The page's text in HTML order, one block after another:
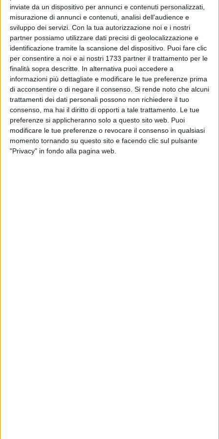
inviate da un dispositivo per annunci e contenuti personalizzati,
misurazione di annunci e contenuti, analisi dell'audience e
sviluppo dei servizi. Con la tua autorizzazione noi e i nostri
partner possiamo utilizzare dati precisi di geolocalizzazione e
identificazione tramite la scansione del dispositivo. Puoi fare clic
per consentire a noi e ai nostri 1733 partner il trattamento per le
finalità sopra descritte. In alternativa puoi accedere a
informazioni più dettagliate e modificare le tue preferenze prima
di acconsentire o di negare il consenso. Si rende noto che alcuni
trattamenti dei dati personali possono non richiedere il tuo
consenso, ma hai il diritto di opporti a tale trattamento. Le tue
preferenze si applicheranno solo a questo sito web. Puoi
modificare le tue preferenze o revocare il consenso in qualsiasi
momento tornando su questo sito e facendo clic sul pulsante
"Privacy" in fondo alla pagina web.
e arruolare le virtù, arrestando così la decadenza morale che
imperversa nel mondo divino.
Ciò che dell'opera mi interessa ripercorrere in questa sede è
la sezione in cui Bruno discute ilrapporto tra laboriosità e
inoperosità, stabilendo quale posto sia loro assegnato
nell'anima, ossia quale ruolo significativo debbano rivestire
per le scelte esistenziali dell'uomo (Giordano Bruno, Spaccio
de la bestia trionfante, III, 1, in idem, Dialoghi filosofici
italiani, Mondadori, 2000, pagine 595-611). La scena
dialogica si apre con l'intervento nell'assemblea olimpica
delle divinità dell'Ozio e del Sonno, le quali, dopo
l'assegnazione della costellazione di Perseo alla dea
Sollecitudine, richiedono anch'essi una sede propria nel